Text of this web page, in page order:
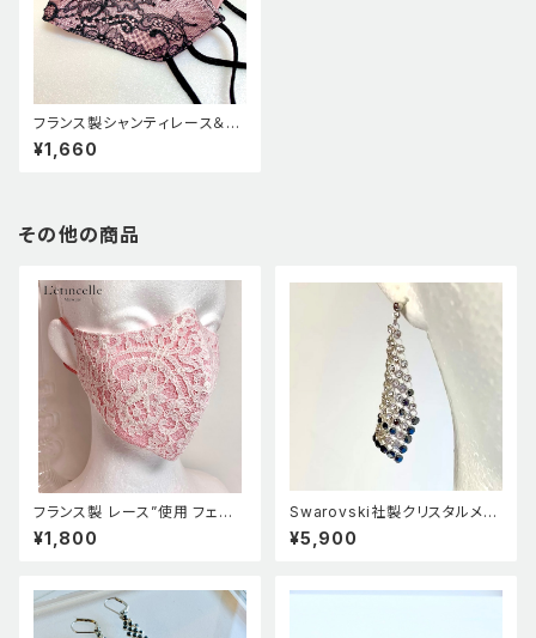
フランス製シャンティレース＆シ
ルクサテンの上品美マスク ピ
ンク
¥1,660
その他の商品
フランス製 レース”使用 フェイ
スを美しく見せる抗菌美マスク
¥1,800
Swarovski社製クリスタルメッ
シュ使用トバイカラートライアン
グルピアス
¥5,900